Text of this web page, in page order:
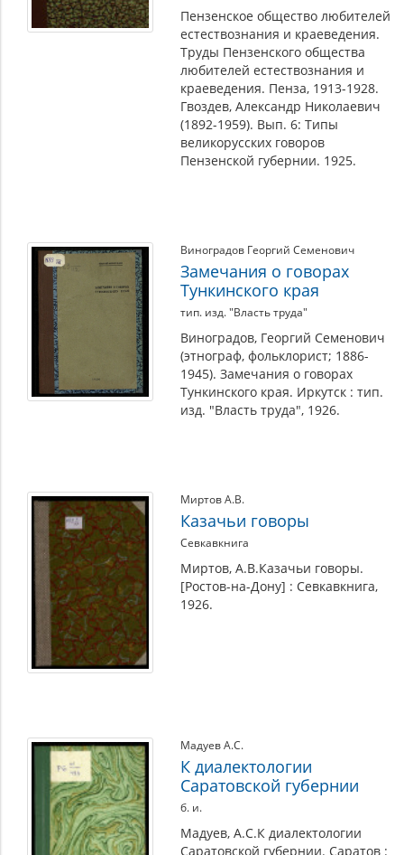
Пензенское общество любителей
естествознания и краеведения.
Труды Пензенского общества
любителей естествознания и
краеведения. Пенза, 1913-1928.
Гвоздев, Александр Николаевич
(1892-1959). Вып. 6: Типы
великорусских говоров
Пензенской губернии. 1925.
Виноградов Георгий Семенович
Замечания о говорах
Тункинского края
тип. изд. "Власть труда"
Виноградов, Георгий Семенович
(этнограф, фольклорист; 1886-
1945). Замечания о говорах
Тункинского края. Иркутск : тип.
изд. "Власть труда", 1926.
Миртов А.В.
Казачьи говоры
Севкавкнига
Миртов, А.В.Казачьи говоры.
[Ростов-на-Дону] : Севкавкнига,
1926.
Мадуев А.С.
К диалектологии
Саратовской губернии
б. и.
Мадуев, А.С.К диалектологии
Саратовской губернии. Саратов :